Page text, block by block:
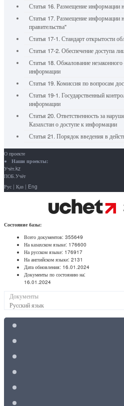
Статья 16. Размещение информации
Статья 17. Размещение информации
правительства"
Статья 17-1. Стандарт открытости
Статья 17-2. Обеспечение доступа
Статья 18. Обжалование
информации
Статья 19. Комиссия по вопросам
Статья 19-1. Государственный
информации
Статья 20. Ответственность за
Казахстан о доступе к информации
Статья 21. Порядок введения в
О проекте
Наши проекты:
Учёт.kz
ПОБ.Учёт
Рус | Қаз | Eng
Состояние базы:
Всего документов: 355649
На казахском языке: 176600
На русском языке: 176917
На английском языке: 2131
Дата обновления: 16.01.2024
Документы по состоянию на:
16.01.2024
Документы
Русский язык